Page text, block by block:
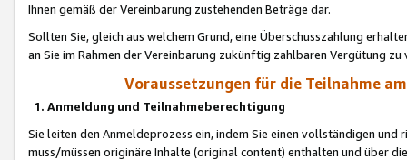
Ihnen gemäß der Vereinbarung zustehenden Beträge dar.
Sollten Sie, gleich aus welchem Grund, eine Überschusszahlung
an Sie im Rahmen der Vereinbarung zukünftig zahlbaren Vergütung zu
Voraussetzungen für die Teilnahme
1. Anmeldung und Teilnahmeberechtigung
Sie leiten den Anmeldeprozess ein, indem Sie einen vollständigen
muss/müssen originäre Inhalte (original content) enthalten und über